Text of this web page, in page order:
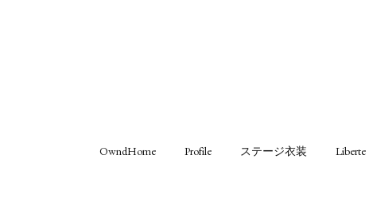
OwndHome Profile ステージ衣装 Liberte